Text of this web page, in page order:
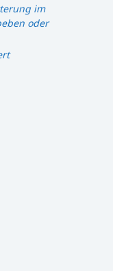
im
oder